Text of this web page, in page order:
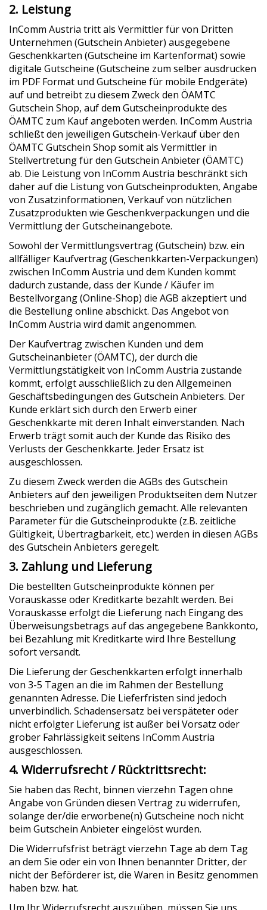
2. Leistung
InComm Austria tritt als Vermittler für von Dritten
Unternehmen (Gutschein Anbieter) ausgegebene
Geschenkkarten (Gutscheine im Kartenformat) sowie
digitale Gutscheine (Gutscheine zum selber ausdrucken
im PDF Format und Gutscheine für mobile Endgeräte)
auf und betreibt zu diesem Zweck den ÖAMTC
Gutschein Shop, auf dem Gutscheinprodukte des
ÖAMTC zum Kauf angeboten werden. InComm Austria
schließt den jeweiligen Gutschein-Verkauf über den
ÖAMTC Gutschein Shop somit als Vermittler in
Stellvertretung für den Gutschein Anbieter (ÖAMTC)
ab. Die Leistung von InComm Austria beschränkt sich
daher auf die Listung von Gutscheinprodukten, Angabe
von Zusatzinformationen, Verkauf von nützlichen
Zusatzprodukten wie Geschenkverpackungen und die
Vermittlung der Gutscheinangebote.
Sowohl der Vermittlungsvertrag (Gutschein) bzw. ein
allfälliger Kaufvertrag (Geschenkkarten-Verpackungen)
zwischen InComm Austria und dem Kunden kommt
dadurch zustande, dass der Kunde / Käufer im
Bestellvorgang (Online-Shop) die AGB akzeptiert und
die Bestellung online abschickt. Das Angebot von
InComm Austria wird damit angenommen.
Der Kaufvertrag zwischen Kunden und dem
Gutscheinanbieter (ÖAMTC), der durch die
Vermittlungstätigkeit von InComm Austria zustande
kommt, erfolgt ausschließlich zu den Allgemeinen
Geschäftsbedingungen des Gutschein Anbieters. Der
Kunde erklärt sich durch den Erwerb einer
Geschenkkarte mit deren Inhalt einverstanden. Nach
Erwerb trägt somit auch der Kunde das Risiko des
Verlusts der Geschenkkarte. Jeder Ersatz ist
ausgeschlossen.
Zu diesem Zweck werden die AGBs des Gutschein
Anbieters auf den jeweiligen Produktseiten dem Nutzer
beschrieben und zugänglich gemacht. Alle relevanten
Parameter für die Gutscheinprodukte (z.B. zeitliche
Gültigkeit, Übertragbarkeit, etc.) werden in diesen AGBs
des Gutschein Anbieters geregelt.
3. Zahlung und Lieferung
Die bestellten Gutscheinprodukte können per
Vorauskasse oder Kreditkarte bezahlt werden. Bei
Vorauskasse erfolgt die Lieferung nach Eingang des
Überweisungsbetrags auf das angegebene Bankkonto,
bei Bezahlung mit Kreditkarte wird Ihre Bestellung
sofort versandt.
Die Lieferung der Geschenkkarten erfolgt innerhalb
von 3-5 Tagen an die im Rahmen der Bestellung
genannten Adresse. Die Lieferfristen sind jedoch
unverbindlich. Schadensersatz bei verspäteter oder
nicht erfolgter Lieferung ist außer bei Vorsatz oder
grober Fahrlässigkeit seitens InComm Austria
ausgeschlossen.
4. Widerrufsrecht / Rücktrittsrecht:
Sie haben das Recht, binnen vierzehn Tagen ohne
Angabe von Gründen diesen Vertrag zu widerrufen,
solange der/die erworbene(n) Gutscheine noch nicht
beim Gutschein Anbieter eingelöst wurden.
Die Widerrufsfrist beträgt vierzehn Tage ab dem Tag
an dem Sie oder ein von Ihnen benannter Dritter, der
nicht der Beförderer ist, die Waren in Besitz genommen
haben bzw. hat.